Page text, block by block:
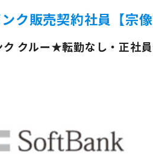
ク販売契約社員【宗像
クルー★転勤なし・正社員